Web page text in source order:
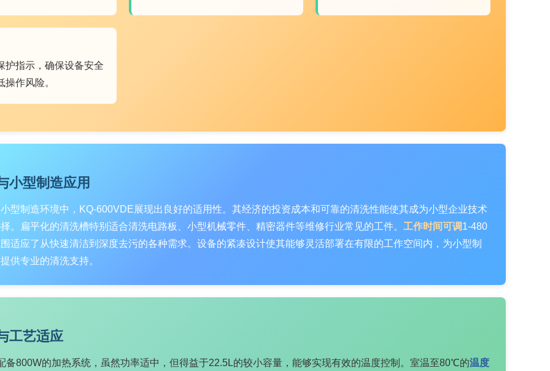
护指示，确保设备安全
操作风险。
小型制造应用
型制造环境中，KQ-600VDE展现出良好的适用性。其经济的投资成本和可靠的清洗性能使其成为小型企业技术
。扁平化的清洗槽特别适合清洗电路板、小型机械零件、精密器件等维修行业常见的工件。 工作时间可调1-480
适应了从快速清洁到深度去污的各种需求。设备的紧凑设计使其能够灵活部署在有限的工作空间内，为小型制
供专业的清洗支持。
工艺适应
备800W的加热系统，虽然功率适中，但得益于22.5L的较小容量，能够实现有效的温度控制。室温至80℃的温度